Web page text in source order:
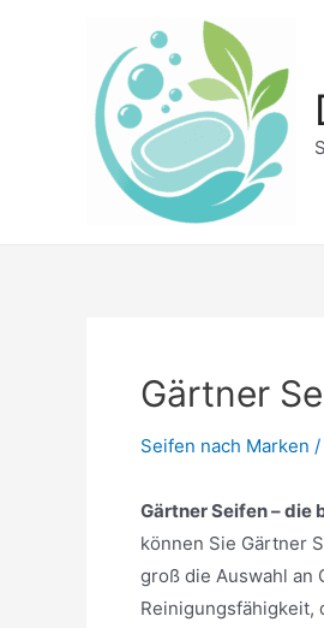
Gärtner
Seifen nach Marken /
Gärtner Seifen – die
können Sie Gärtner
groß die Auswahl an
Reinigungsfähigkeit,